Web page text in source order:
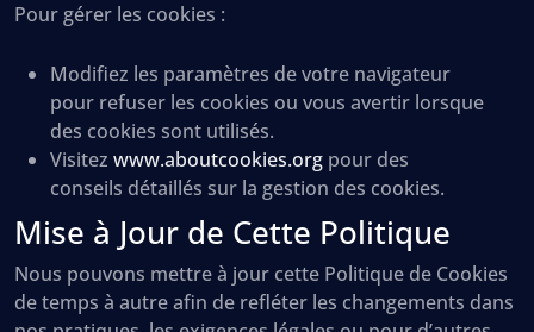
Pour gérer les cookies :
Modifiez les paramètres de votre navigateur
pour refuser les cookies ou vous avertir lorsque
des cookies sont utilisés.
Visitez www.aboutcookies.org pour des
conseils détaillés sur la gestion des cookies.
Mise à Jour de Cette Politique
Nous pouvons mettre à jour cette Politique de Cookies
de temps à autre afin de refléter les changements dans